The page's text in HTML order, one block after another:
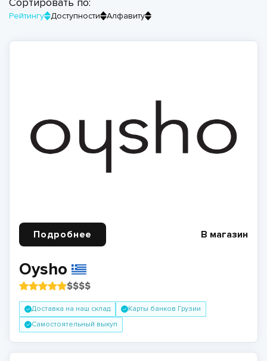
Рейтингу Доступности Алфавиту
Подробнее В магазин
Oysho
$$$$
Доставка на наш склад
Карты банков Грузии
Самостоятельный выкуп